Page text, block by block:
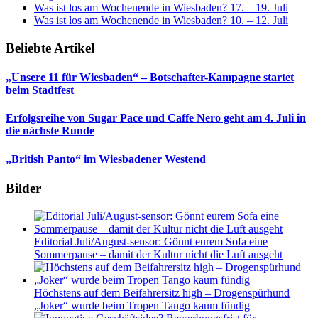
Was ist los am Wochenende in Wiesbaden? 17. – 19. Juli
Was ist los am Wochenende in Wiesbaden? 10. – 12. Juli
Beliebte Artikel
„Unsere 11 für Wiesbaden“ – Botschafter-Kampagne startet
beim Stadtfest
Erfolgsreihe von Sugar Pace und Caffe Nero geht am 4. Juli in
die nächste Runde
„British Panto“ im Wiesbadener Westend
Bilder
Editorial Juli/August-sensor: Gönnt eurem Sofa eine
Sommerpause – damit der Kultur nicht die Luft ausgeht
Höchstens auf dem Beifahrersitz high – Drogenspürhund
„Joker“ wurde beim Tropen Tango kaum fündig